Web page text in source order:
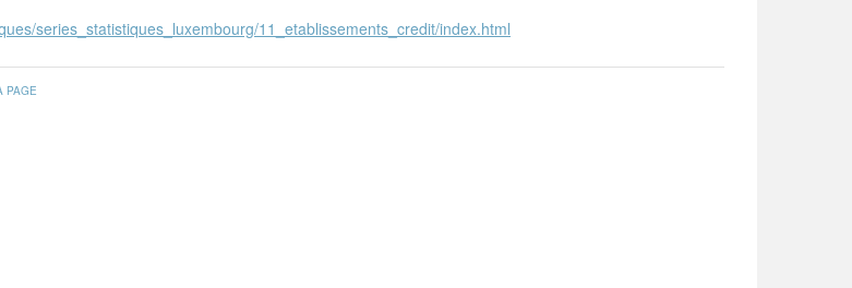
series_statistiques_luxembourg/11_etablissements_credit/index.html
PAGE